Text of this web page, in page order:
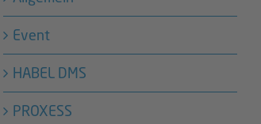
Event
HABEL DMS
PROXESS